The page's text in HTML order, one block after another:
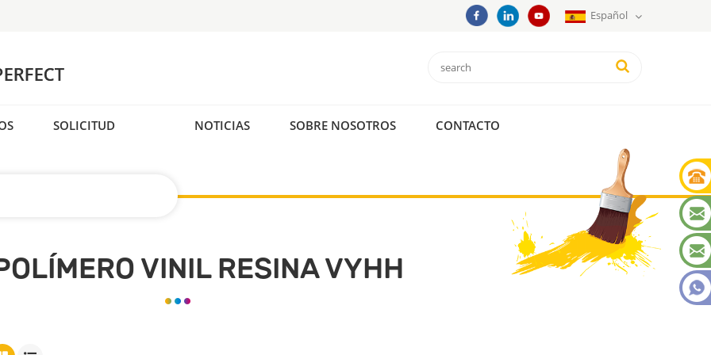
Español
SOLICITUD NOTICIAS SOBRE NOSOTROS CONTACTO
VINIL RESINA VYHH